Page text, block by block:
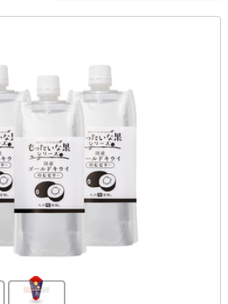
メッセージカード無料
のし対応